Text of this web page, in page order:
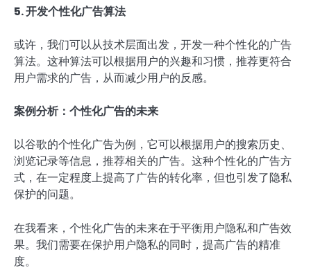
5. 开发个性化广告算法
或许，我们可以从技术层面出发，开发一种个性化的广告
算法。这种算法可以根据用户的兴趣和习惯，推荐更符合
用户需求的广告，从而减少用户的反感。
案例分析：个性化广告的未来
以谷歌的个性化广告为例，它可以根据用户的搜索历史、
浏览记录等信息，推荐相关的广告。这种个性化的广告方
式，在一定程度上提高了广告的转化率，但也引发了隐私
保护的问题。
在我看来，个性化广告的未来在于平衡用户隐私和广告效
果。我们需要在保护用户隐私的同时，提高广告的精准
度。